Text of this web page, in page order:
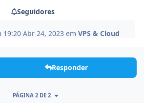
Seguidores
19:20Abr 24, 2023 emVPS & Cloud
Responder
PÁGINA 2 DE 2